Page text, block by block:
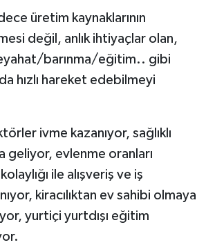
üretim kaynaklarının
değil, anlık ihtiyaçlar olan,
barınma/eğitim.. gibi
hızlı hareket edebilmeyi
ivme kazanıyor, sağlıklı
geliyor, evlenme oranları
ile alışveriş ve iş
kiracılıktan ev sahibi olmaya
yurtiçi yurtdışı eğitim